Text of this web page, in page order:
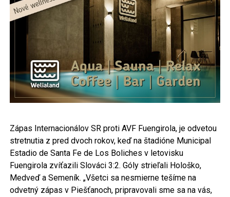
Zápas Internacionálov SR proti AVF Fuengirola, je odvetou
stretnutia z pred dvoch rokov, keď na štadióne Municipal
Estadio de Santa Fe de Los Boliches v letovisku
Fuengirola zvíťazili Slováci 3:2. Góly strieľali Hološko,
Medveď a Semeník. „Všetci sa nesmierne tešíme na
odvetný zápas v Piešťanoch, pripravovali sme sa na vás,